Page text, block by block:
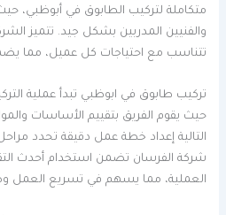
متكاملة لتركيب الطابوق في أبوظبي،
والفنيين المدربين بشكل جيد. تتميز
تتناسب مع احتياجات كل عميل، مما
تركيب طابوق في ابوظبي تبدأ عملية
حيث يقوم الفريق بتقييم الأساسات
التالية إعداد خطة عمل دقيقة تحدد مراحل
شركة الفرسان تضمن استخدام أحدث
العملية، مما يسهم في تسريع العمل